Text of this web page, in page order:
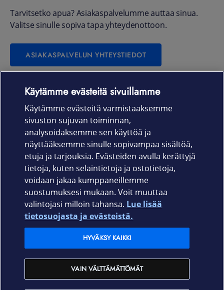
Tarvitsetko apua? Asiakaspalvelumme auttaa sinua.
Valitse sinulle sopiva tapa yhteydenottoon.
ASIAKASPALVELUN YHTEYSTIEDOT
Laitteet & liittymät
Palvelut
Ajankohtaista
Elisa Oyj
Käytämme evästeitä sivuillamme
Käytämme evästeitä varmistaaksemme
sivuston sujuvan toiminnan,
analysoidaksemme sen käyttöä ja
näyttääksemme sinulle sopivampaa sisältöä,
etuja ja tarjouksia. Evästeiden avulla kerättyjä
tietoja, kuten selaintietoja ja ostotietoja,
voidaan jakaa kumppaneillemme
suostumuksesi mukaan. Voit muuttaa
valintojasi milloin tahansa. Lue lisää
tietosuojasta ja evästeistä.
VAIN VÄLTTÄMÄTTÖMÄT
HYVÄKSY KAIKKI